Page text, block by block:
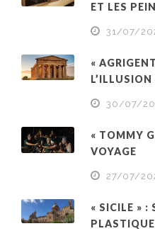
ET LES
31/07/
«
30/07/
« TOMMY
VOYAGE
27/07/
« SICILE » :